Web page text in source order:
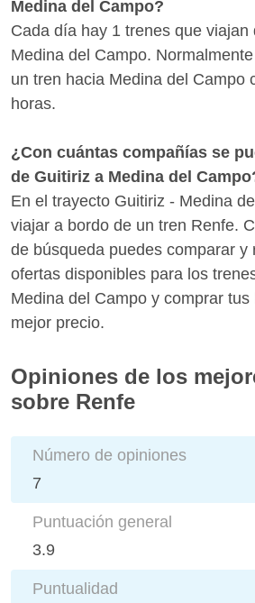
Medina del Campo?
Cada día hay 1 trenes que viajan
Medina del Campo.
un tren hacia Medina del Campo
horas.
¿Con cuántas compañías se
de Guitiriz a Medina del
En el trayecto Guitiriz - Medina
viajar a bordo de un tren Renfe.
de búsqueda puedes comparar y
ofertas disponibles para los
Medina del Campo y comprar
mejor precio.
Opiniones de los
sobre Renfe
Número de opiniones
7
Puntuación general
3.9
Puntualidad